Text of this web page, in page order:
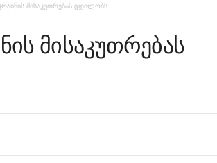
მისაკუთრებას ცდილობს
მისაკუთრებას